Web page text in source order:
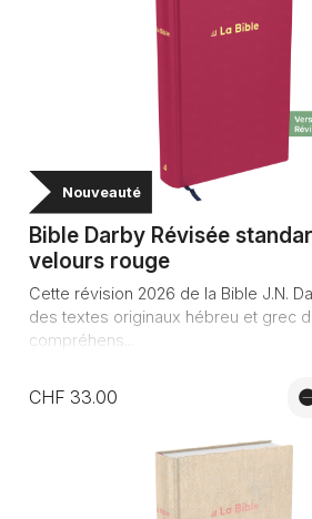
Nouveauté
Bible Darby Révisée
velours rouge
Cette révision 2026 de la Bible J.N.
des textes originaux hébreu et grec
compréhens...
CHF 33.00